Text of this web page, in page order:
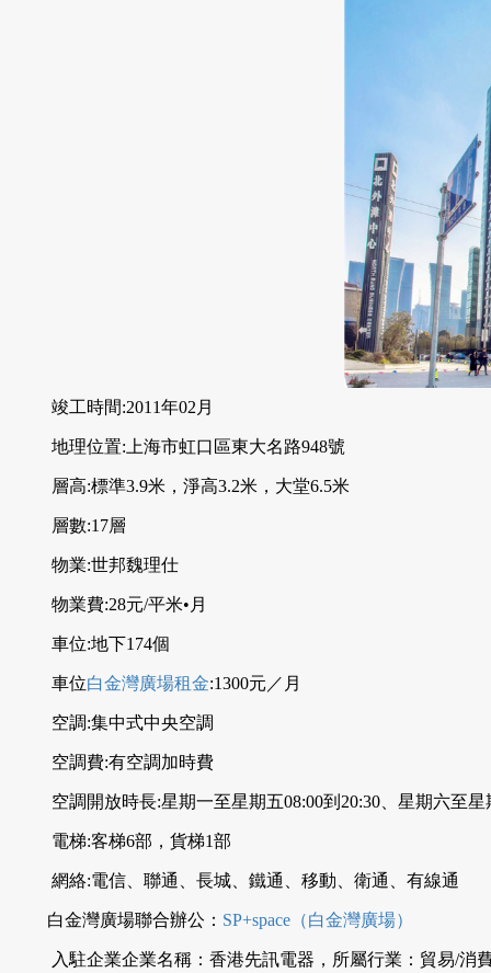
竣工時間:2011年02月
地理位置:上海市虹口區東大名路948號
層高:標準3.9米，淨高3.2米，大堂6.5米
層數:17層
物業:世邦魏理仕
物業費:28元/平米•月
車位:地下174個
車位白金灣廣場租金:1300元／月
空調:集中式中央空調
空調費:有空調加時費
空調開放時長:星期一至星期五08:00到20:30、星期六至
電梯:客梯6部，貨梯1部
網絡:電信、聯通、長城、鐵通、移動、衛通、有線通
白金灣廣場聯合辦公： SP+space（白金灣廣場）
入駐企業企業名稱：香港先訊電器，所屬行業：貿易/